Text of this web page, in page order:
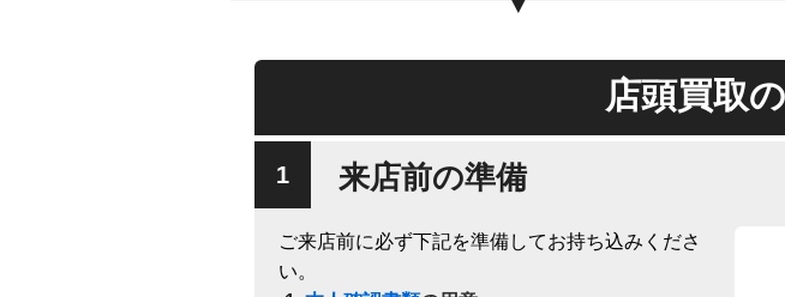
店頭買取
来店前の準備
ご来店前に必ず下記を準備してお持ち込みくださ
い。